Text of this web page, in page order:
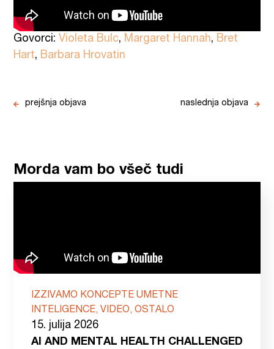
Govorci: Violeta Bulc, Margaret Hannah, Bret
Hart, Barbara Hrovatin
prejšnja objava naslednja objava
Morda vam bo všeč tudi
IZZIVAMO KONCEPTE UMETNE
INTELIGENCE, VIDEO, OSTALO
15. julija 2026
AI AND MENTAL HEALTH CHALLENGED